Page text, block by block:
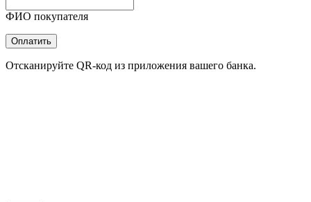
ФИО покупателя
Оплатить
Отсканируйте QR-код из приложения вашего банка.